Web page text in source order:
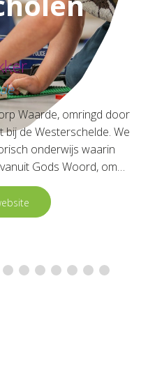
Waarde, omringd door
de Westerschelde. We
onderwijs waarin
Gods Woord, om
samenleving te staan.